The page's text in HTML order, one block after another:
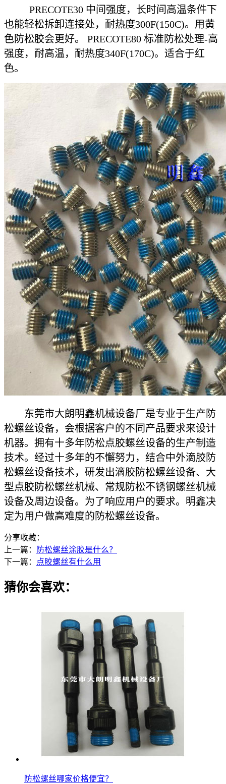
PRECOTE30 中间强度，长时间高温条件下
也能轻松拆卸连接处，耐热度300F(150C)。用黄
色防松胶会更好。 PRECOTE80 标准防松处理-高
强度，耐高温，耐热度340F(170C)。适合于红
色。
东莞市大朗明鑫机械设备厂是专业于生产防
松螺丝设备，会根据客户的不同产品要求来设计
机器。拥有十多年防松点胶螺丝设备的生产制造
技术。经过十多年的不懈努力，结合中外滴胶防
松螺丝设备技术，研发出滴胶防松螺丝设备、大
型点胶防松螺丝机械、常规防松不锈钢螺丝机械
设备及周边设备。为了响应用户的要求。明鑫决
定为用户做高难度的防松螺丝设备。
分享收藏：
上一篇：
防松螺丝涂胶是什么？
下一篇：
点胶螺丝有什么用
猜你会喜欢：
防松螺丝哪家价格便宜？